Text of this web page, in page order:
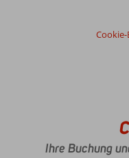
Ihre Buchung